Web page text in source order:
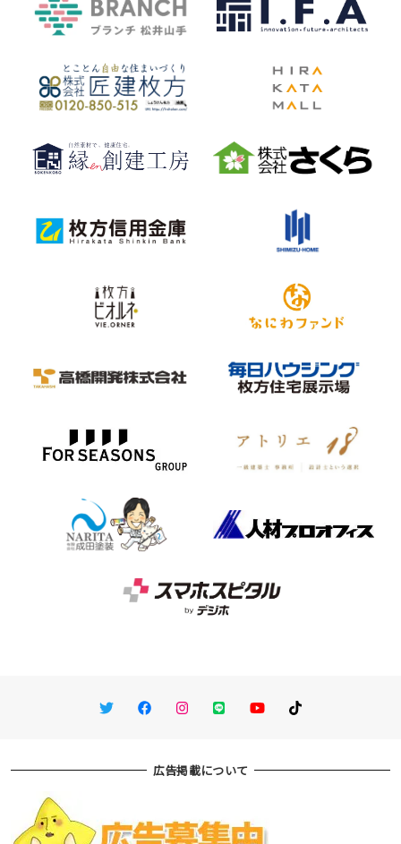
TwitterFacebookInstagram
LINE You TubeTikTok
広告掲載について